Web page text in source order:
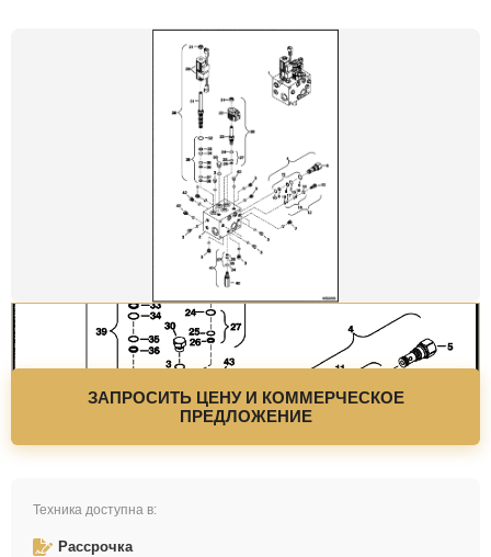
ЗАПРОСИТЬ ЦЕНУ И КОММЕРЧЕСКОЕ
ПРЕДЛОЖЕНИЕ
Техника доступна в:
Рассрочка